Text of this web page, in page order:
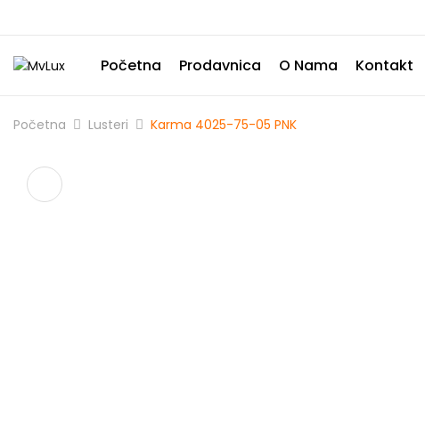
Početna Prodavnica O Nama Kontakt
Početna Lusteri Karma 4025-75-05 PNK